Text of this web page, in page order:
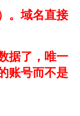
。域名直接
据了，唯一
账号而不是